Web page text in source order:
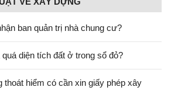
ban quản trị nhà chung cư?
diện tích đất ở trong sổ đỏ?
thoát hiểm có cần xin giấy phép xây